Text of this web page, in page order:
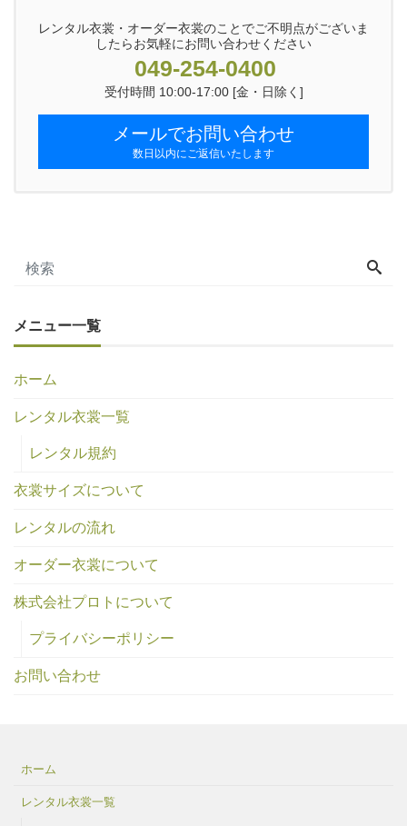
レンタル衣裳・オーダー衣裳のことでご不明点がございま
したらお気軽にお問い合わせください
049-254-0400
受付時間 10:00-17:00 [金・日除く]
メールでお問い合わせ
数日以内にご返信いたします
メニュー一覧
ホーム
レンタル衣裳一覧
レンタル規約
衣裳サイズについて
レンタルの流れ
オーダー衣裳について
株式会社プロトについて
プライバシーポリシー
お問い合わせ
ホーム
レンタル衣裳一覧